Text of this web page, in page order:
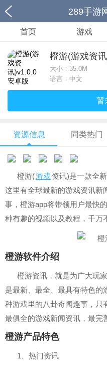
289手游
首页 游戏
橙游(游戏资
大小： 35.0M
语言：中文
暂
资源信息 同类热门
橙游(游戏资讯)是一款全
这里有全球最新的游戏资讯新
事，橙游app将带领用户最快
种有趣的视频以及教程，千万
橙游软件介绍
橙游资讯，就是为广大玩
是最新、最全、最具有特色的
种游戏里的八卦奇闻趣事，只
最俱全的游戏新闻资讯，最完
橙游产品特色
1、热门资讯